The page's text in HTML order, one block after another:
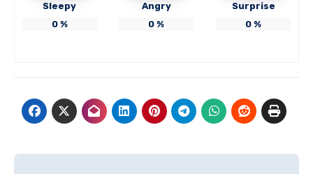
Sleepy
0%
Angry
0 %
Surprise
0 %